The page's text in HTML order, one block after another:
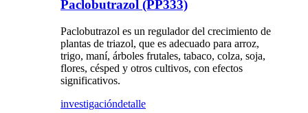
Paclobutrazol (PP333)
Paclobutrazol es un regulador del crecimiento de
plantas de triazol, que es adecuado para arroz,
trigo, maní, árboles frutales, tabaco, colza, soja,
flores, césped y otros cultivos, con efectos
significativos.
investigacióndetalle